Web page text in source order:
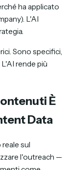
ha applicato
L'AI
Sono specifici,
rende più
È
Data
sul
l'outreach —